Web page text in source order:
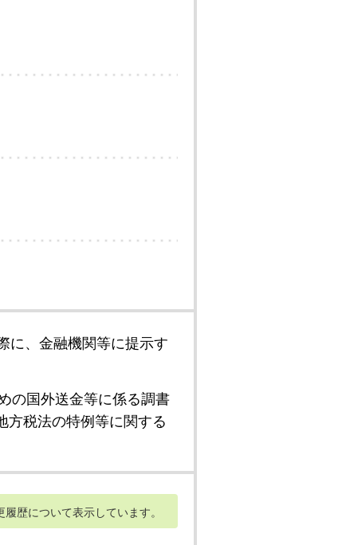
に、金融機関等に提示す
の国外送金等に係る調書
方税法の特例等に関する
履歴について表示しています。